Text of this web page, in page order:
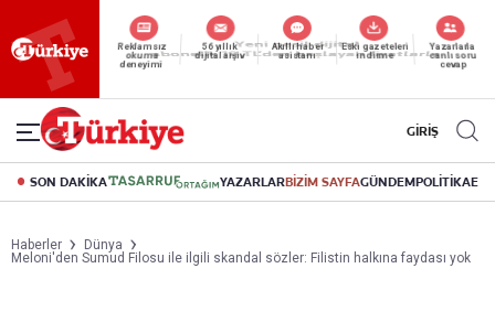
Reklamsız
okuma
deneyimi
56 yıllık
dijital arşiv
Akıllı haber
asistanı
Eski gazeteleri
indirme
Yazarlarla
canlı soru
cevap
GİRİŞ
SON DAKİKA YAZARLARBİZİM SAYFAGÜNDEMPOLİTİKA
Haberler
Dünya
Meloni'den Sumud Filosu ile ilgili skandal sözler: Filistin halkına faydası yok